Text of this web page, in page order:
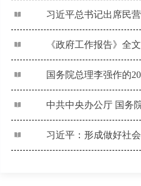
《政府工作报告》全文